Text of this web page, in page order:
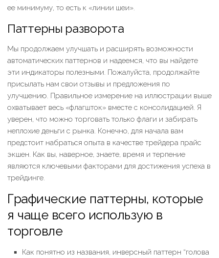
ее минимуму, то есть к «‎линии шеи».
Паттерны разворота
Мы продолжаем улучшать и расширять возможности
автоматических паттернов и надеемся, что вы найдете
эти индикаторы полезными. Пожалуйста, продолжайте
присылать нам свои отзывы и предложения по
улучшению. Правильное измерение на иллюстрации выше
охватывает весь «флагшток» вместе с консолидацией. Я
уверен, что можно торговать только флаги и забирать
неплохие деньги с рынка. Конечно, для начала вам
предстоит набраться опыта в качестве трейдера прайс
экшен. Как вы, наверное, знаете, время и терпение
являются ключевыми факторами для достижения успеха в
трейдинге.
Графические паттерны, которые
я чаще всего использую в
торговле
Как понятно из названия, инверсный паттерн “голова